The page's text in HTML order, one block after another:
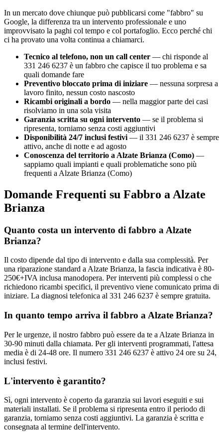
In un mercato dove chiunque può pubblicarsi come "fabbro" su
Google, la differenza tra un intervento professionale e uno
improvvisato la paghi col tempo e col portafoglio. Ecco perché chi
ci ha provato una volta continua a chiamarci.
Tecnico al telefono, non un call center — chi risponde al
331 246 6237 è un fabbro che capisce il tuo problema e sa
quali domande fare
Preventivo bloccato prima di iniziare — nessuna sorpresa a
lavoro finito, nessun costo nascosto
Ricambi originali a bordo — nella maggior parte dei casi
risolviamo in una sola visita
Garanzia scritta su ogni intervento — se il problema si
ripresenta, torniamo senza costi aggiuntivi
Disponibilità 24/7 inclusi festivi — il 331 246 6237 è sempre
attivo, anche di notte e ad agosto
Conoscenza del territorio a Alzate Brianza (Como) —
sappiamo quali impianti e quali problematiche sono più
frequenti a Alzate Brianza (Como)
Domande Frequenti su Fabbro a Alzate
Brianza
Quanto costa un intervento di fabbro a Alzate
Brianza?
Il costo dipende dal tipo di intervento e dalla sua complessità. Per
una riparazione standard a Alzate Brianza, la fascia indicativa è 80-
250€+IVA inclusa manodopera. Per interventi più complessi o che
richiedono ricambi specifici, il preventivo viene comunicato prima di
iniziare. La diagnosi telefonica al 331 246 6237 è sempre gratuita.
In quanto tempo arriva il fabbro a Alzate Brianza?
Per le urgenze, il nostro fabbro può essere da te a Alzate Brianza in
30-90 minuti dalla chiamata. Per gli interventi programmati, l'attesa
media è di 24-48 ore. Il numero 331 246 6237 è attivo 24 ore su 24,
inclusi festivi.
L'intervento è garantito?
Sì, ogni intervento è coperto da garanzia sui lavori eseguiti e sui
materiali installati. Se il problema si ripresenta entro il periodo di
garanzia, torniamo senza costi aggiuntivi. La garanzia è scritta e
consegnata al termine dell'intervento.